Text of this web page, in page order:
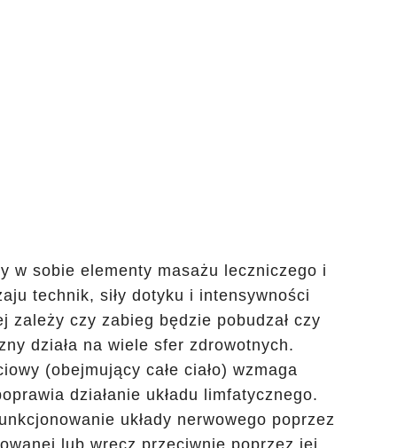
w sobie elementy masażu leczniczego i
technik, siły dotyku i intensywności
zależy czy zabieg będzie pobudzał czy
działa na wiele sfer zdrowotnych.
(obejmujący całe ciało) wzmaga
działanie układu limfatycznego.
układy nerwowego poprzez
lub wręcz przeciwnie poprzez jej